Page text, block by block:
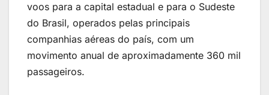
voos para a capital estadual e para o Sudeste
do Brasil, operados pelas principais
companhias aéreas do país, com um
movimento anual de aproximadamente 360 mil
passageiros.